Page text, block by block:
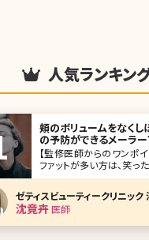
人気ランキン
頬のボリュームをなくし
の予防ができるメーラー
去について
【監修医師からのワンポイ
ファットが多い方は、笑っ
くらみが目立ち、顔が大き
うことがあります。メーラー
イエットでも落としにくい
ーラーファット除去は無理
をせずに、すっきりとした
ゼティスビューティークリニック
沈竟卉医師